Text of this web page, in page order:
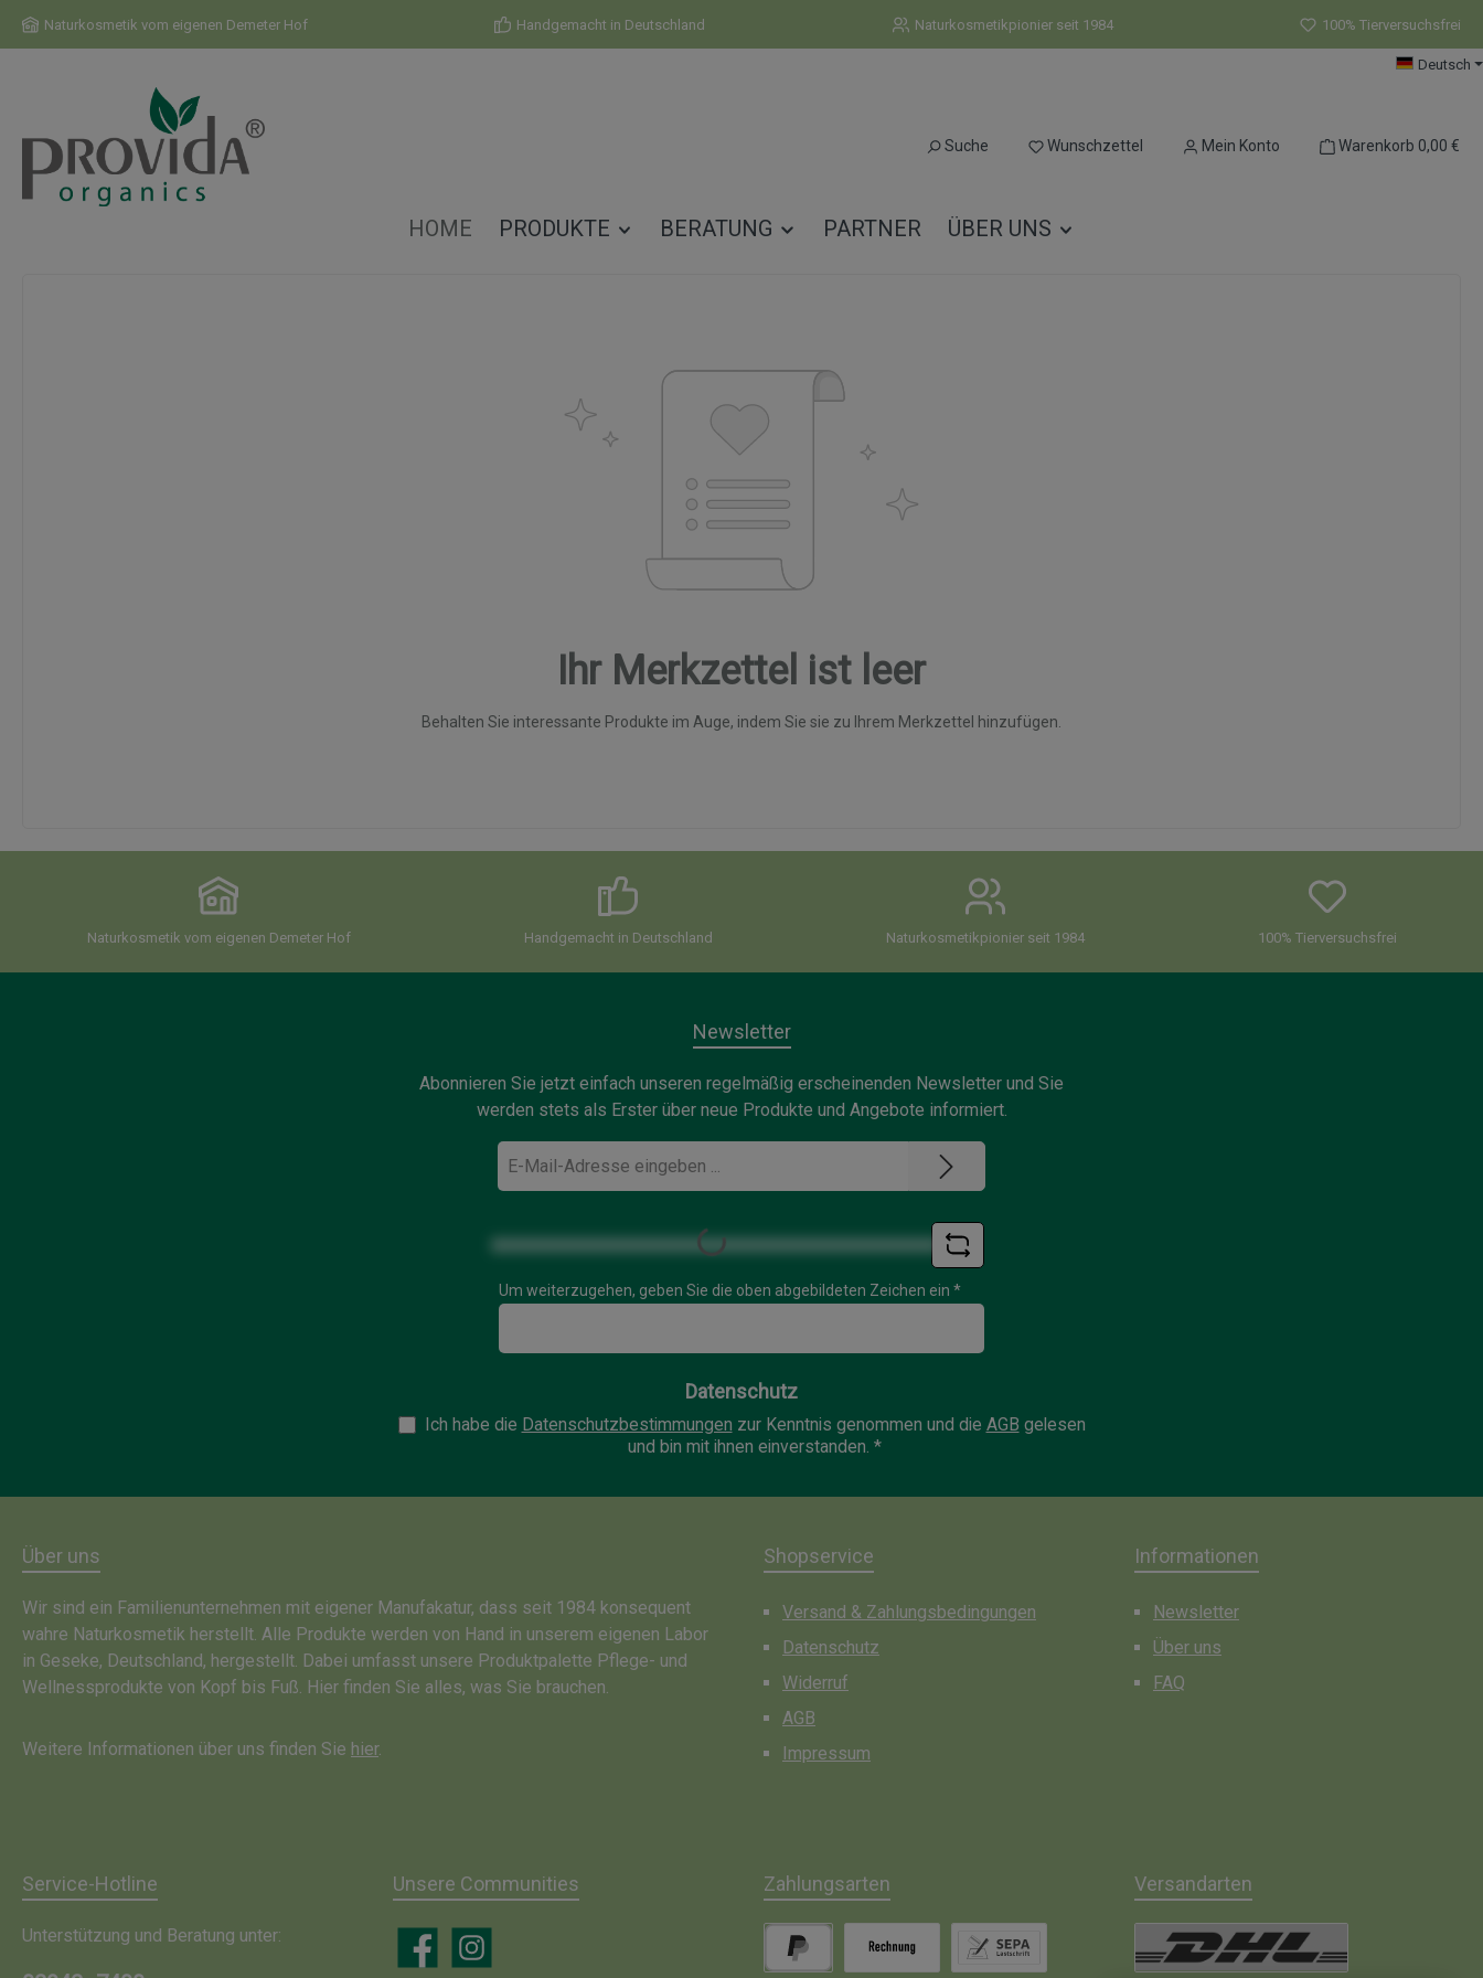
Hauptinhalt springen
Zur Suche springen
Zur Hauptnavigation springen
Naturkosmetik vom eigenen Demeter Hof Handgemacht in Deutschland Naturkosmetikpionier seit 1984 100% Tierversuchsfrei
Deutsch
Suche Wunschzettel Du hast 0 Produkte auf dem Merkzettel
Mein Konto Warenkorb 0,00 €
HOME PRODUKTE BERATUNG PARTNER ÜBER UNS
Ihr Merkzettel ist leer
Behalten Sie interessante Produkte im Auge, indem Sie sie zu Ihrem Merkzettel hinzufügen.
Naturkosmetik vom eigenen Demeter Hof Handgemacht in Deutschland Naturkosmetikpionier seit 1984 100% Tierversuchsfrei
Newsletter
Abonnieren Sie jetzt einfach unseren regelmäßig erscheinenden Newsletter und Sie
werden stets als Erster über neue Produkte und Angebote informiert.
Mail-
Loading...
Um weiterzugehen, geben Sie die oben abgebildeten Zeichen ein *
Datenschutz
Ich habe die Datenschutzbestimmungen zur Kenntnis genommen und die AGB gelesen
und bin mit ihnen einverstanden. *
Über uns
Wir sind ein Familienunternehmen mit eigener Manufakatur, dass seit 1984 konsequent
wahre Naturkosmetik herstellt. Alle Produkte werden von Hand in unserem eigenen Labor
in Geseke, Deutschland, hergestellt. Dabei umfasst unsere Produktpalette Pflege- und
Wellnessprodukte von Kopf bis Fuß. Hier finden Sie alles, was Sie brauchen.
Weitere Informationen über uns finden Sie hier.
Shopservice
Versand & Zahlungsbedingungen
Datenschutz
Widerruf
AGB
Impressum
Informationen
Newsletter
Über uns
FAQ
Service-Hotline
Unterstützung und Beratung unter:
Unsere Communities
FacebookInstagram
Zahlungsarten Versandarten